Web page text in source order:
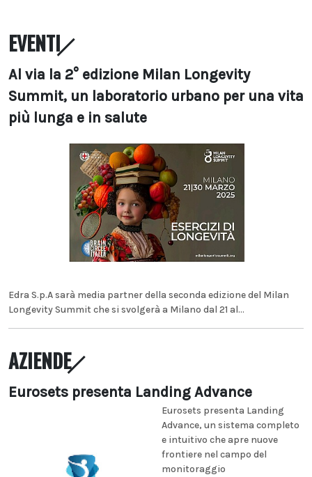
EVENTI
Al via la 2° edizione Milan Longevity
Summit, un laboratorio urbano per una vita
più lunga e in salute
Edra S.p.A sarà media partner della seconda edizione del Milan
Longevity Summit che si svolgerà a Milano dal 21 al...
AZIENDE
Eurosets presenta Landing Advance
Eurosets presenta Landing
Advance, un sistema completo
e intuitivo che apre nuove
frontiere nel campo del
monitoraggio